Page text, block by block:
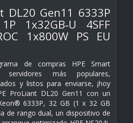
DL20 Gen11 6333P
1x32GB‑U 4SFF
1x800W PS EU
de compras HPE Smart
servidores más populares,
y listos para enviarse, ¡hoy
ProLiant DL20 Gen11 con un
6333P, 32 GB (1 x 32 GB
de rango dual, un dispositivo de